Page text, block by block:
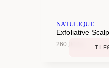
NATULIQUE
Exfoliative
260,00